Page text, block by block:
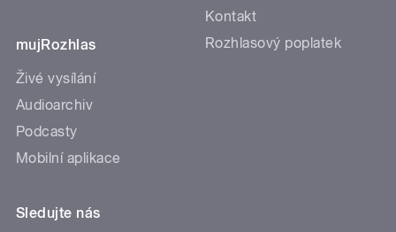
mujRozhlas
Živé vysílání
Audioarchiv
Podcasty
Mobilní aplikace
Kontakt
Rozhlasový poplatek
Sledujte nás